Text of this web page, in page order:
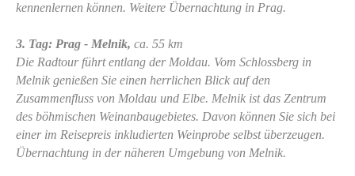
kennenlernen können. Weitere Übernachtung in Prag.
3. Tag: Prag - Melnik, ca. 55 km
Die Radtour führt entlang der Moldau. Vom Schlossberg in
Melnik genießen Sie einen herrlichen Blick auf den
Zusammenfluss von Moldau und Elbe. Melnik ist das Zentrum
des böhmischen Weinanbaugebietes. Davon können Sie sich bei
einer im Reisepreis inkludierten Weinprobe selbst überzeugen.
Übernachtung in der näheren Umgebung von Melnik.